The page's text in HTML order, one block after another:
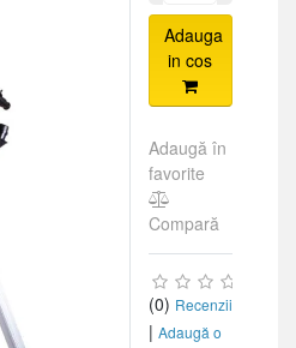
Adauga
in cos
Adaugă în
favorite
Compară
(0) Recenzii
| Adaugă o